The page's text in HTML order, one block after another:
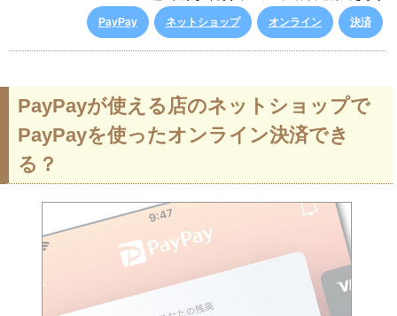
PayPay ネットショップ オンライン 決済
PayPayが使える店のネットショップで
PayPayを使ったオンライン決済でき
る？